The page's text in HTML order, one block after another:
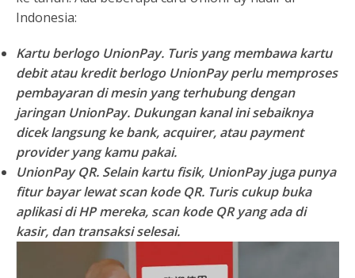
Indonesia:
Kartu berlogo UnionPay. Turis yang membawa kartu
debit atau kredit berlogo UnionPay perlu memproses
pembayaran di mesin yang terhubung dengan
jaringan UnionPay. Dukungan kanal ini sebaiknya
dicek langsung ke bank, acquirer, atau payment
provider yang kamu pakai.
UnionPay QR. Selain kartu fisik, UnionPay juga punya
fitur bayar lewat scan kode QR. Turis cukup buka
aplikasi di HP mereka, scan kode QR yang ada di
kasir, dan transaksi selesai.